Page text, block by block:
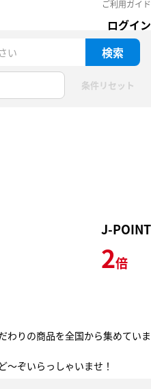
ログイン
ご利用ガイド
い 検索
条件リセット
J-POINT
2倍
わりの商品を全国から集めていま
～ぞいらっしゃいませ！